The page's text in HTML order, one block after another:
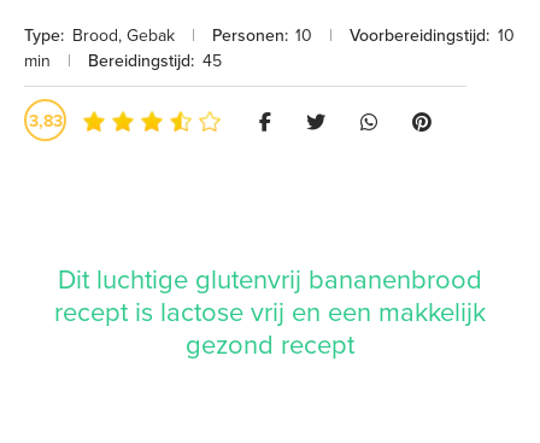
Type: Brood, Gebak | Personen: 10 | Voorbereidingstijd: 10
min
| Bereidingstijd: 45
3,83
Dit luchtige glutenvrij bananenbrood
recept is lactose vrij en een makkelijk
gezond recept